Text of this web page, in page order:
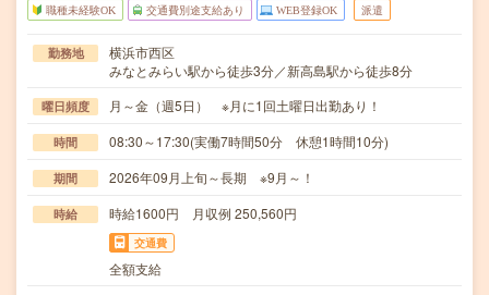
職種未経験OK 交通費別途支給あり WEB登録OK 派遣
勤務地
横浜市西区
みなとみらい駅から徒歩3分／新高島駅から徒歩8分
曜日頻度 月～金（週5日） ※月に1回土曜日出勤あり！
時間 08:30～17:30(実働7時間50分 休憩1時間10分)
期間 2026年09月上旬～長期 ※9月～！
時給 時給1600円 月収例 250,560円
交通費
全額支給